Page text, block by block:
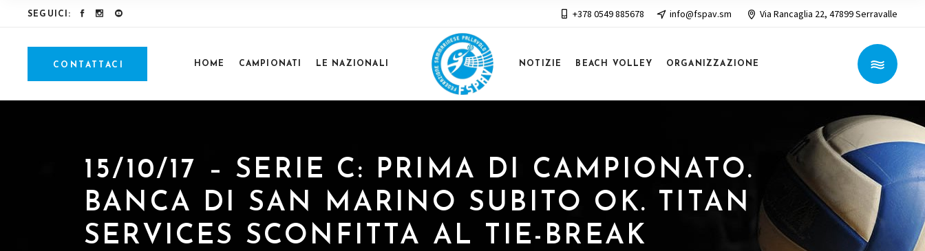
SEGUICI: +378 0549 885678 info@fspav.sm Via Rancaglia 22, 47899 Serravalle
CONTATTACI HOME CAMPIONATI LE NAZIONALI NOTIZIE BEACH VOLLEY ORGANIZZAZIONE
15/10/17 – SERIE C: PRIMA DI CAMPIONATO.
BANCA DI SAN MARINO SUBITO OK. TITAN
SERVICES SCONFITTA AL TIE-BREAK